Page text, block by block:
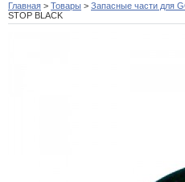
Главная > Товары > Запасные части для
STOP BLACK